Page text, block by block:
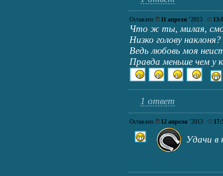
Оставлен: 11 апреля ’2013
Что ж ты, милая,
Низко голову наклоня?
Ведь любовь моя
Правда меньше чем у
1 ответ
Оставлен: 12 апреля ’2013
Удачи в